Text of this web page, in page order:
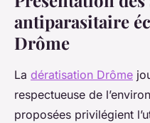
antiparasitaire
Drôme
La dératisation Drôme
respectueuse de
proposées privilégient